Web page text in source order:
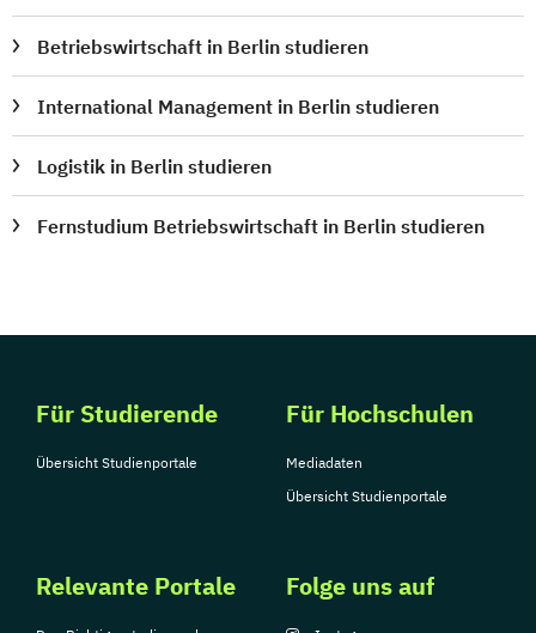
Betriebswirtschaft in Berlin studieren
International Management in Berlin studieren
Logistik in Berlin studieren
Fernstudium Betriebswirtschaft in Berlin studieren
Für Studierende
Übersicht Studienportale
Für Hochschulen
Mediadaten
Übersicht Studienportale
Relevante Portale Folge uns auf